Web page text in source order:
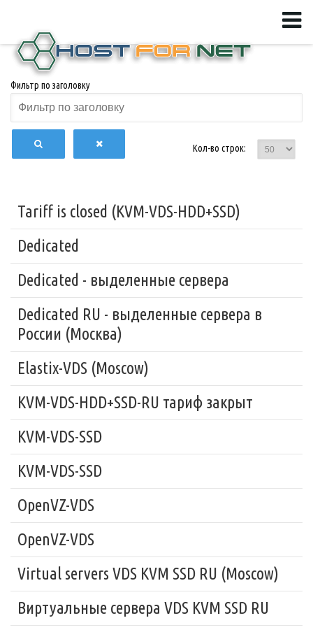
Фильтр по заголовку
Кол-во строк:
Tariff is closed (KVM-VDS-HDD+SSD)
Dedicated
Dedicated - выделенные сервера
Dedicated RU - выделенные сервера в
России (Москва)
Elastix-VDS (Moscow)
KVM-VDS-HDD+SSD-RU тариф закрыт
KVM-VDS-SSD
KVM-VDS-SSD
OpenVZ-VDS
OpenVZ-VDS
Virtual servers VDS KVM SSD RU (Moscow)
Виртуальные сервера VDS KVM SSD RU